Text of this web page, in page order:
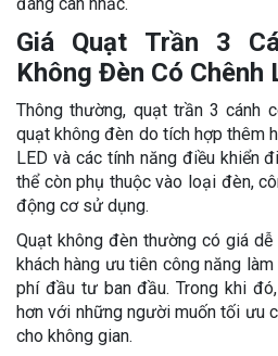
đáng cân nhắc.
Giá Quạt Trần 3
Không Đèn Có Chênh
Thông thường, quạt trần 3 cánh
quạt không đèn do tích hợp thêm
LED và các tính năng điều khiển
thể còn phụ thuộc vào loại đèn,
động cơ sử dụng.
Quạt không đèn thường có giá
khách hàng ưu tiên công năng
phí đầu tư ban đầu. Trong khi
hơn với những người muốn tối ưu
cho không gian.